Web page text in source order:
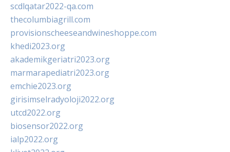
scdlqatar2022-qa.com
thecolumbiagrill.com
provisionscheeseandwineshoppe.com
khedi2023.org
akademikgeriatri2023.org
marmarapediatri2023.org
emchie2023.org
girisimselradyoloji2022.org
utcd2022.org
biosensor2022.org
ialp2022.org